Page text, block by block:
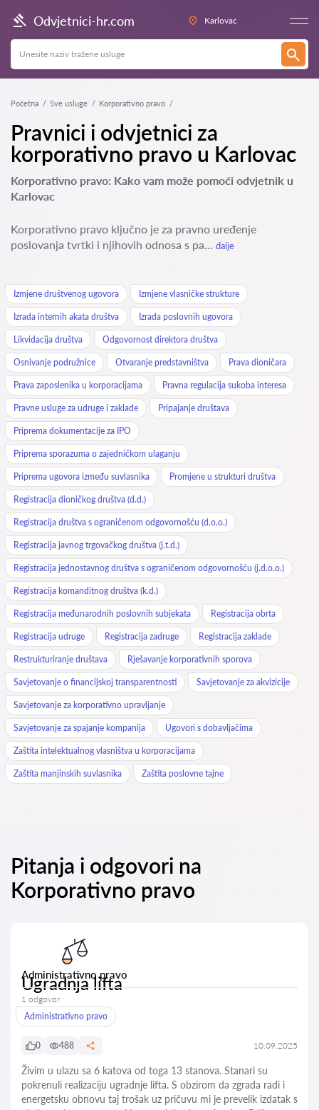
Odvjetnici-hr.com Karlovac
Početna Sve usluge Korporativno pravo
Pravnici i odvjetnici za
korporativno pravo u Karlovac
Korporativno pravo: Kako vam može pomoći odvjetnik u
Karlovac
Korporativno pravo ključno je za pravno uređenje
poslovanja tvrtki i njihovih odnosa s pa... dalje
Izmjene društvenog ugovora Izmjene vlasničke strukture
Izrada internih akata društva Izrada poslovnih ugovora
Likvidacija društva Odgovornost direktora društva
Osnivanje podružnice Otvaranje predstavništva Prava dioničara
Prava zaposlenika u korporacijama Pravna regulacija sukoba interesa
Pravne usluge za udruge i zaklade Pripajanje društava
Priprema dokumentacije za IPO
Priprema sporazuma o zajedničkom ulaganju
Priprema ugovora između suvlasnika Promjene u strukturi društva
Registracija dioničkog društva (d.d.)
Registracija društva s ograničenom odgovornošću (d.o.o.)
Registracija javnog trgovačkog društva (j.t.d.)
Registracija jednostavnog društva s ograničenom odgovornošću (j.d.o.o.)
Registracija komanditnog društva (k.d.)
Registracija međunarodnih poslovnih subjekata Registracija obrta
Registracija udruge Registracija zadruge Registracija zaklade
Restrukturiranje društava Rješavanje korporativnih sporova
Savjetovanje o financijskoj transparentnosti Savjetovanje za akvizicije
Savjetovanje za korporativno upravljanje
Savjetovanje za spajanje kompanija Ugovori s dobavljačima
Zaštita intelektualnog vlasništva u korporacijama
Zaštita manjinskih suvlasnika Zaštita poslovne tajne
Pitanja i odgovori na
Korporativno pravo
Administrativno pravo
Ugradnja lifta
1 odgovor
Administrativno pravo
0 488 10.09.2025
Živim u ulazu sa 6 katova od toga 13 stanova. Stanari su
pokrenuli realizaciju ugradnje lifta. S obzirom da zgrada radi i
energetsku obnovu taj trošak uz pričuvu mi je prevelik izdatak s